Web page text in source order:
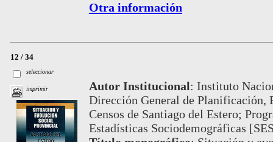
Otra información
12 / 34
seleccionar
imprimir Autor Institucional: Instituto
Dirección General de Planificación,
Censos de Santiago del Estero;
Estadísticas Sociodemográficas